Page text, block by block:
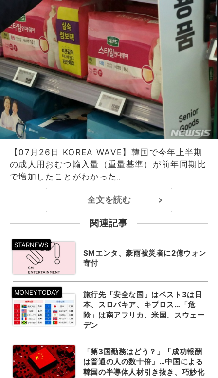
【07月26日 KOREA WAVE】韓国で今年上半期
の成人用おむつ輸入量（重量基準）が前年同期比
で増加したことがわかった。
全文を読む >
関連記事
SMエンタ、豪雨被災者に2億ウォン
寄付
旅行先「安全な国」はベスト3は日
本、スロバキア、キプロス…「危
険」は南アフリカ、米国、スウェー
デン
「第3国勤務はどう？」「成功報酬
は普通の人の数十倍」…中国による
韓国の半導体人材引き抜き、巧妙化